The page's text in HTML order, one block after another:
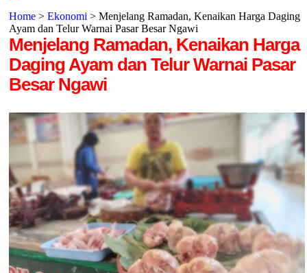
Home> Ekonomi > Menjelang Ramadan, Kenaikan Harga Daging
Ayam dan Telur Warnai Pasar Besar Ngawi
Menjelang Ramadan, Kenaikan Harga
Daging Ayam dan Telur Warnai Pasar
Besar Ngawi